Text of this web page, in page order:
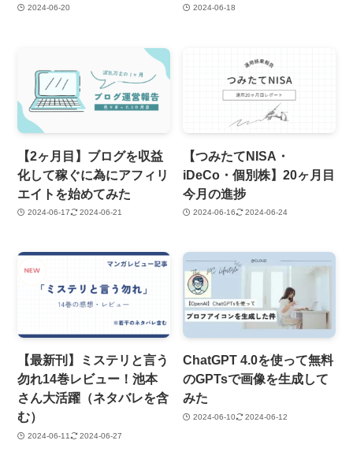
2024-06-20 2024-06-18
【2ヶ月目】ブログを収益
化して稼ぐに為にアフィリ
エイトを始めてみた
2024-06-17 2024-06-21
【つみたてNISA・
iDeCo・個別株】20ヶ月目
今月の進捗
2024-06-16 2024-06-24
【最新刊】ミステリと言う
勿れ14巻レビュー！池本
さん大活躍（ネタバレを含
む）
2024-06-11 2024-06-27
ChatGPT 4.0を使って無料
のGPTsで画像を生成して
みた
2024-06-10 2024-06-12